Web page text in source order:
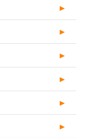
►
►
►
►
►
►